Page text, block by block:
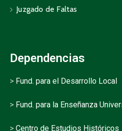
Juzgado de Faltas
Dependencias
> Fund. para el Desarrollo Local
> Fund. para la Enseñanza
> Centro de Estudios Históricos